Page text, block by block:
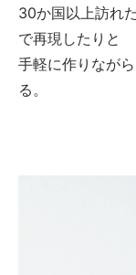
30か国以上訪れ
で再現したりと
手軽に作りなが
る。